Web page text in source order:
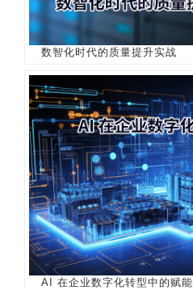
数智化时代的质量提升实战
AI 在企业数字化转型中的赋能